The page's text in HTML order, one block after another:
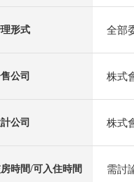
形式 全部
公司 株式
公司 株式
時間/可入住時間 需討